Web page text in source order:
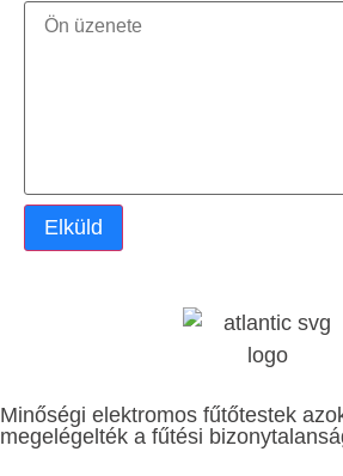
Elküld
Minőségi elektromos fűtőtestek
megelégelték a fűtési